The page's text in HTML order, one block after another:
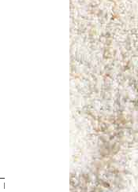
Inaltimea slipului
Inaltimea